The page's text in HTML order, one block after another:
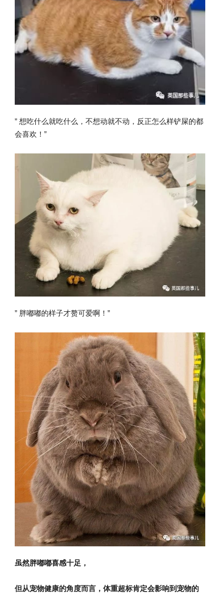
” 想吃什么就吃什么，不想动就不动，反正怎么样铲屎的都
会喜欢！”
” 胖嘟嘟的样子才赘可爱啊！”
虽然胖嘟嘟喜感十足，
但从宠物健康的角度而言，体重超标肯定会影响到宠物的